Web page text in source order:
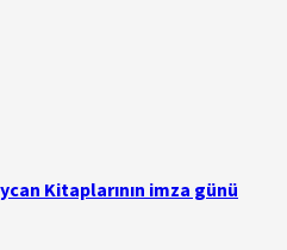
Kitaplarının imza günü